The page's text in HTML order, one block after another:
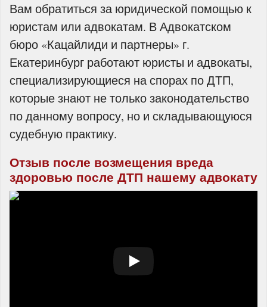
Вам обратиться за юридической помощью к
юристам или адвокатам. В Адвокатском
бюро «Кацайлиди и партнеры» г.
Екатеринбург работают юристы и адвокаты,
специализирующиеся на спорах по ДТП,
которые знают не только законодательство
по данному вопросу, но и складывающуюся
судебную практику.
Отзыв после возмещения вреда
здоровью после ДТП нашему адвокату